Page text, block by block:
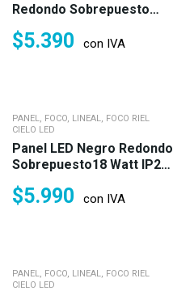
Redondo Sobrepuesto
(100w)
$5.390 con IVA
PANEL, FOCO, LINEAL, FOCO RIEL
CIELO LED
Panel LED Negro Redondo
Sobrepuesto18 Watt IP20
Watt)
$5.990 con IVA
PANEL, FOCO, LINEAL, FOCO RIEL
CIELO LED